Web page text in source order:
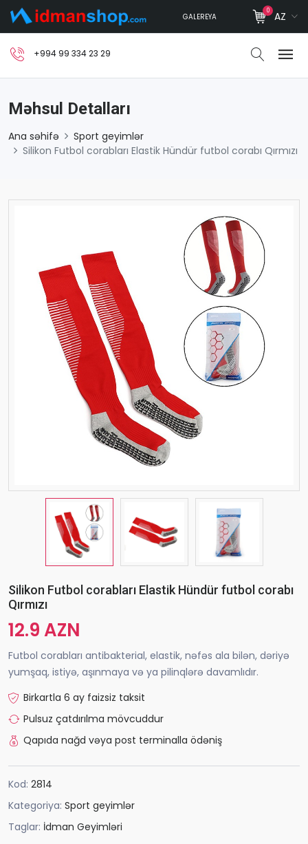
GALEREYA
0 AZ
+994 99 334 23 29
Məhsul Detalları
Ana səhifə
Sport geyimlər
Silikon Futbol corabları Elastik Hündür futbol corabı Qırmızı
Silikon Futbol corabları Elastik Hündür futbol corabı
Qırmızı
12.9 AZN
Futbol corabları antibakterial, elastik, nəfəs ala bilən, dəriyə
yumşaq, istiyə, aşınmaya və ya pilinqlərə davamlıdır.
Birkartla 6 ay faizsiz taksit
Pulsuz çatdırılma mövcuddur
Qapıda nağd vəya post terminalla ödəniş
Kod: 2814
Kategoriya: Sport geyimlər
Taglar: İdman Geyimləri